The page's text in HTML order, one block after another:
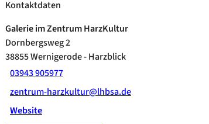
Kontaktdaten
Galerie im Zentrum HarzKultur
Dornbergsweg 2
38855Wernigerode- Harzblick
03943 905977
zentrum-harzkultur@lhbsa.de
Website